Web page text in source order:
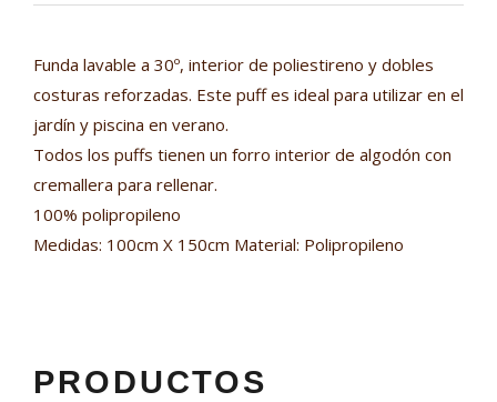
Funda lavable a 30º, interior de poliestireno y dobles
costuras reforzadas. Este puff es ideal para utilizar en el
jardín y piscina en verano.
Todos los puffs tienen un forro interior de algodón con
cremallera para rellenar.
100% polipropileno
Medidas: 100cm X 150cm Material: Polipropileno
PRODUCTOS